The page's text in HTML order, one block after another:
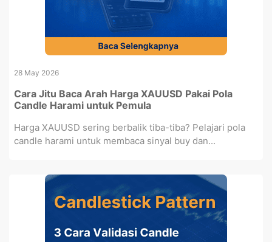
28 May 2026
Cara Jitu Baca Arah Harga XAUUSD Pakai Pola
Candle Harami untuk Pemula
Harga XAUUSD sering berbalik tiba-tiba? Pelajari pola
candle harami untuk membaca sinyal buy dan...